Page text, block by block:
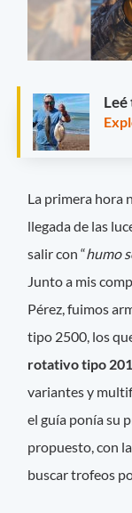
La primera hora
llegada de las
salir con “humo
Junto a mis
Pérez, fuimos
tipo 2500, los
rotativo tipo
variantes y
el guía ponía su
propuesto, con
buscar trofeos